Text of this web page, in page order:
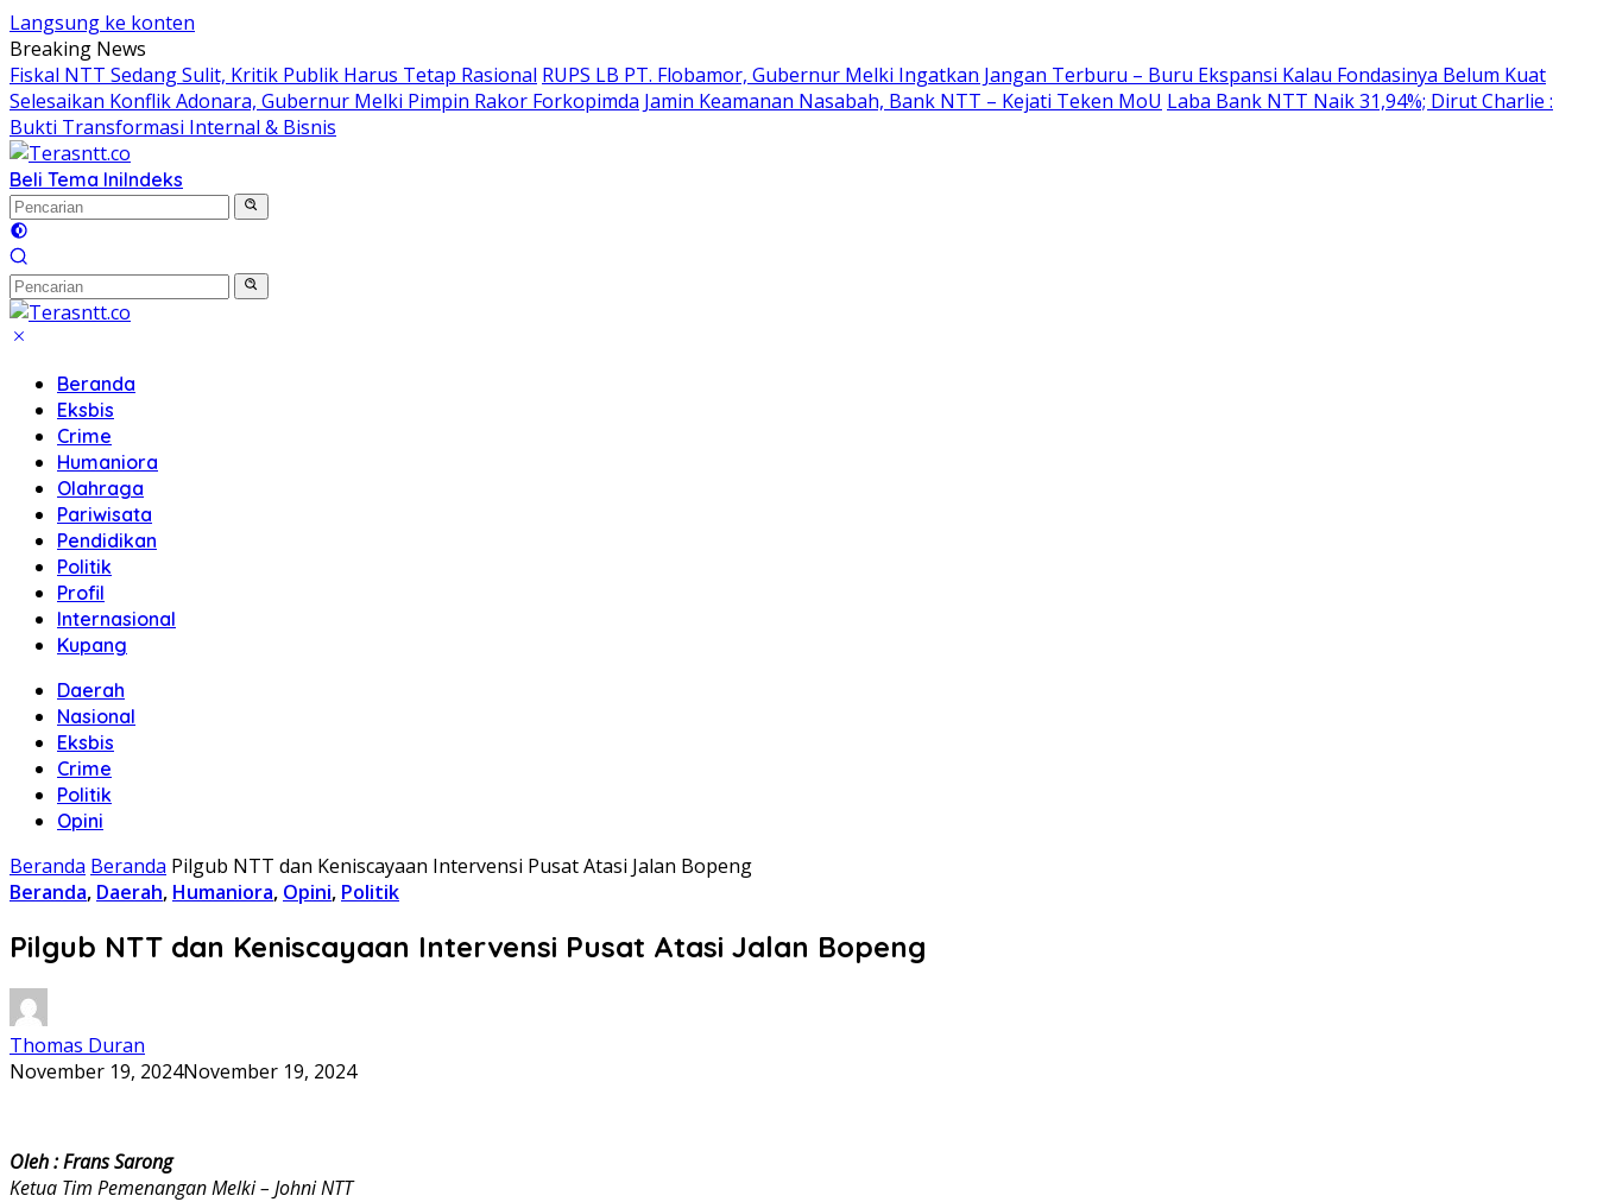
Langsung ke konten
Breaking News
Fiskal NTT Sedang Sulit, Kritik Publik Harus Tetap Rasional RUPS LB PT. Flobamor, Gubernur Melki Ingatkan Jangan Terburu – Buru Ekspansi Kalau Fondasinya Belum Kuat
Selesaikan Konflik Adonara, Gubernur Melki Pimpin Rakor Forkopimda Jamin Keamanan Nasabah, Bank NTT – Kejati Teken MoU Laba Bank NTT Naik 31,94%; Dirut Charlie :
Bukti Transformasi Internal & Bisnis
Beli Tema IniIndeks
Beranda
Eksbis
Crime
Humaniora
Olahraga
Pariwisata
Pendidikan
Politik
Profil
Internasional
Kupang
Daerah
Nasional
Eksbis
Crime
Politik
Opini
Beranda Beranda Pilgub NTT dan Keniscayaan Intervensi Pusat Atasi Jalan Bopeng
Beranda, Daerah, Humaniora, Opini, Politik
Pilgub NTT dan Keniscayaan Intervensi Pusat Atasi Jalan Bopeng
Thomas Duran
November 19, 2024November 19, 2024
Oleh : Frans Sarong
Ketua Tim Pemenangan Melki – Johni NTT